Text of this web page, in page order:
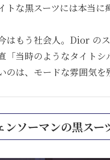
トな黒スーツには本当に
はもう社会人。Dior の
「当時のようなタイトシ
のは、モードな雰囲気を
ンソーマンの黒ス